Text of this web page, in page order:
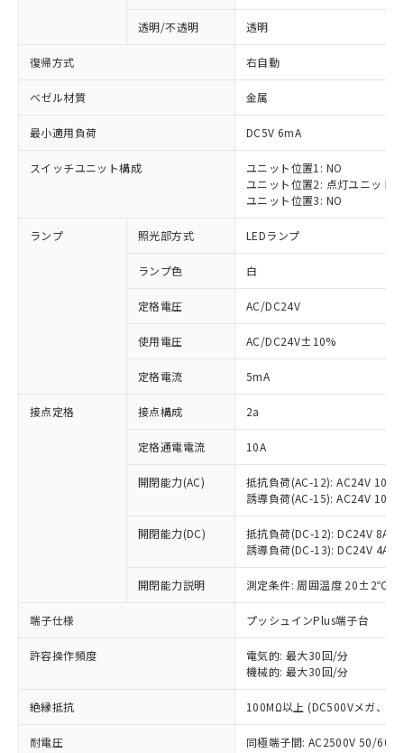
透明/不透明 透明
復帰方式 右自動
ベゼル材質 金属
最小適用負荷 DC5V 6mA
スイッチユニット構成
ユニット位置1: NO
ユニット位置2: 点灯ユニット
ユニット位置3: NO
ランプ 照光部方式 LEDランプ
ランプ色 白
定格電圧 AC/DC24V
使用電圧 AC/DC24V±10%
定格電流 5mA
接点定格 接点構成 2a
定格通電電流 10A
開閉能力(AC)
抵抗負荷(AC-12): AC24V 10A/
誘導負荷(AC-15): AC24V
開閉能力(DC)
抵抗負荷(DC-12): DC24V 8A/
誘導負荷(DC-13): DC24V 4A/
開閉能力説明 測定条件: 周囲温度 20±2℃、
端子仕様 プッシュインPlus端子台
許容操作頻度
電気的: 最大30回/分
機械的: 最大30回/分
絶縁抵抗 100MΩ以上 (DC500Vメガ、点
耐電圧
同極端子間: AC2500V 50/
ご利用条件
以下の条件をお読みいただき、同意のうえ
本サービスは、当社制御機器事業取扱
商品の当社在庫状況および標準価格
(税抜)を提供させていただくもので
当社制御機器事業取扱商品の中には、
本サービスの対象外となる商品もある
ことをご了承ください。
在庫状況および標準価格照会結果は、
記載している更新日時点での社内デー
タに基づき作成されるものであり、閲
覧された時点での実際の在庫および標
準価格とは異なる場合があることをご
対応済み：EU RoHS指令（10物質）の
非含有に対応した製品が提供可能な商品で
対応予定：EU RoHS指令（10物質）の非含
有に対応した製品に切り替える予定のある
対応予定なし：EU RoHS指令（10物質）の
非含有に非対応の商品で、対応品を出す予
調査・確認中：EU RoHS指令（10物質）の
非含有の対応状況を調査中または確認中の
非該当品：ライセンス料など無形物で、有
害物質有無と関係のない商品です。
仕入先様の事情により、非含有部品として
いたものが、含有品と判明した場合などや
むを得ず変更することがあります。
*EU RoHS指令（10物質）：
鉛(Pb) 1000ppm以下、 水銀(Hg) 1000ppm以下、 カド
六価クロム(Cr(Ⅵ)) 1000ppm以下、ポリ臭化ビフェニル
※1 中国RoHS○×表
「○」：最大均質材料含有率が中国RoHSの
基準値以下であることを示します。
「×」：最大均質材料含有率が中国RoHSの
基準値を超えていることを示します。
「－」：未確認です。当社販売部門へお問
*中国RoHS10物質の基準値 (GB/T26572)：
当社は、これら貴社製品のうち、外国
為替および外国貿易法に定める商品
（以下｢規制貨物等」という）を輸出
または国外への提供する場合は、日本
国政府の輸出許可(または役務取引許
可)を取得するなどの必要な手続きを